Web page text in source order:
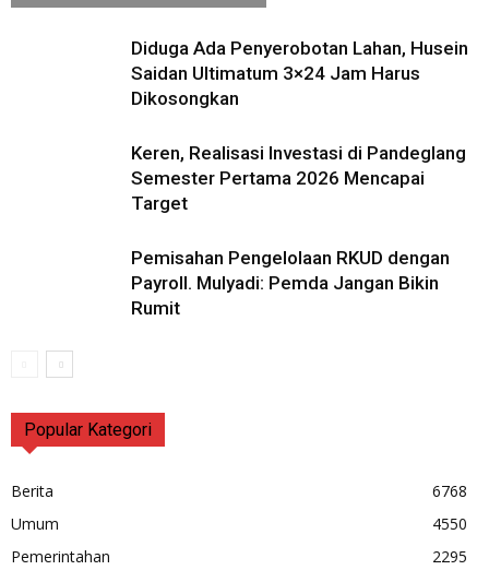
Diduga Ada Penyerobotan Lahan, Husein
Saidan Ultimatum 3×24 Jam Harus
Dikosongkan
Keren, Realisasi Investasi di Pandeglang
Semester Pertama 2026 Mencapai
Target
Pemisahan Pengelolaan RKUD dengan
Payroll. Mulyadi: Pemda Jangan Bikin
Rumit
Popular Kategori
Berita
6768
Umum
4550
Pemerintahan
2295